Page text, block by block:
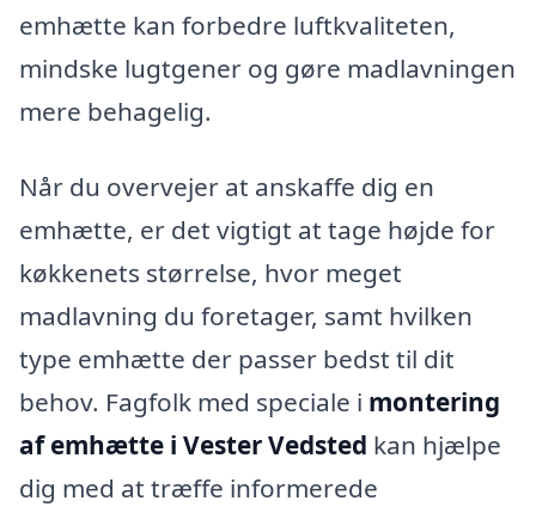
emhætte kan forbedre luftkvaliteten,
mindske lugtgener og gøre madlavningen
mere behagelig.
Når du overvejer at anskaffe dig en
emhætte, er det vigtigt at tage højde for
køkkenets størrelse, hvor meget
madlavning du foretager, samt hvilken
type emhætte der passer bedst til dit
behov. Fagfolk med speciale i montering
af emhætte i Vester Vedsted kan hjælpe
dig med at træffe informerede